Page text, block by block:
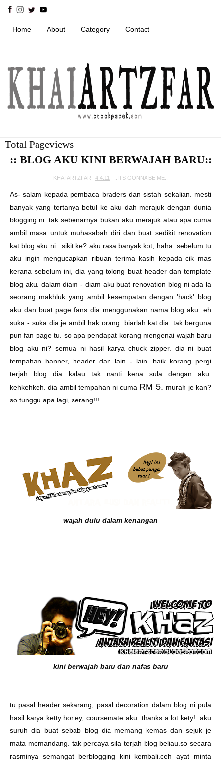
Home About Category Contact
Total Pageviews
:: BLOG AKU KINI BERWAJAH BARU::
KHAI ARTZFAR 4.4.11 ::ITS GONNA BE ME::
As- salam kepada pembaca braders dan sistah sekalian. mesti
banyak yang tertanya betul ke aku dah merajuk dengan dunia
blogging ni. tak sebenarnya bukan aku merajuk atau apa cuma
ambil masa untuk muhasabah diri dan buat sedikit renovation
kat blog aku ni . sikit ke? aku rasa banyak kot, haha. sebelum tu
aku ingin mengucapkan ribuan terima kasih kepadacik mas
kerana sebelum ini, dia yang tolong buat header dan template
blog aku. dalam diam - diam aku buat renovation blog ni ada la
seorang makhluk yang ambil kesempatan dengan 'hack' blog
aku dan buat page fans dia menggunakan nama blog aku .eh
suka - suka dia je ambil hak orang. biarlah kat dia. tak berguna
pun fan page tu. so apa pendapat korang mengenai wajah baru
blog aku ni? semua ni hasil karyachuck zipper. dia ni buat
tempahan banner, header dan lain - lain. baik korang pergi
terjah blog dia kalau tak nanti kena sula dengan aku.
kehkehkeh. dia ambil tempahan ni cuma RM 5. murah je kan?
so tunggu apa lagi, serang!!!.
wajah dulu dalam kenangan
kini berwajah baru dan nafas baru
tu pasal header sekarang, pasal decoration dalam blog ni pula
hasil karya ketty honey, coursemate aku. thanks a lot kety!. aku
suruh dia buat sebab blog dia memang kemas dan sejuk je
mata memandang. tak percaya sila terjah blog beliau.so secara
rasminya semangat berblogging kini kembali.ceh ayat minta